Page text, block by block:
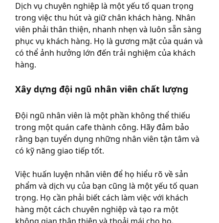
Dịch vụ chuyên nghiệp là một yếu tố quan trọng
trong việc thu hút và giữ chân khách hàng. Nhân
viên phải thân thiện, nhanh nhẹn và luôn sẵn sàng
phục vụ khách hàng. Họ là gương mặt của quán và
có thể ảnh hưởng lớn đến trải nghiệm của khách
hàng.
Xây dựng đội ngũ nhân viên chất lượng
Đội ngũ nhân viên là một phần không thể thiếu
trong một quán cafe thành công. Hãy đảm bảo
rằng bạn tuyển dụng những nhân viên tận tâm và
có kỹ năng giao tiếp tốt.
Việc huấn luyện nhân viên để họ hiểu rõ về sản
phẩm và dịch vụ của bạn cũng là một yếu tố quan
trọng. Họ cần phải biết cách làm việc với khách
hàng một cách chuyên nghiệp và tạo ra một